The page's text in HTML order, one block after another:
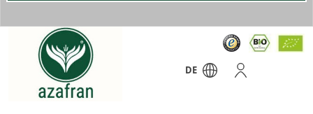
DE